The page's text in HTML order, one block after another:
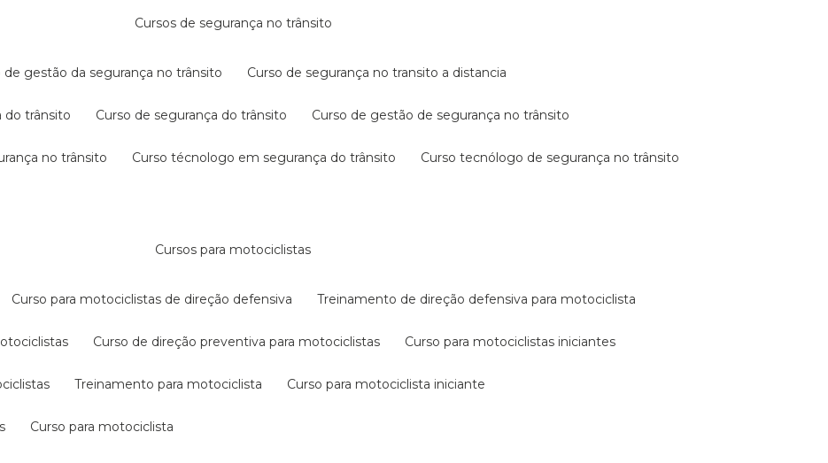
cursos de segurança no trânsito
de gestão da segurança no trânsito curso de segurança no transito a distancia
do trânsito curso de segurança do trânsito curso de gestão de segurança no trânsito
no trânsito curso técnologo em segurança do trânsito curso tecnólogo de segurança no trânsito
cursos para motociclistas
curso para motociclistas de direção defensiva treinamento de direção defensiva para motociclista
curso de direção preventiva para motociclistas curso para motociclistas iniciantes
treinamento para motociclista curso para motociclista iniciante
curso para motociclista